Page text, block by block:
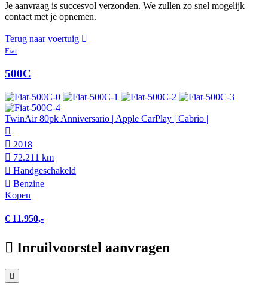
Je aanvraag is succesvol verzonden. We zullen zo snel mogelijk
contact met je opnemen.
Terug naar voertuig
Fiat
500C
TwinAir 80pk Anniversario | Apple CarPlay | Cabrio |
2018
72.211 km
Hand­geschakeld
Benzine
Kopen
€ 11.950,-
Inruilvoorstel aanvragen